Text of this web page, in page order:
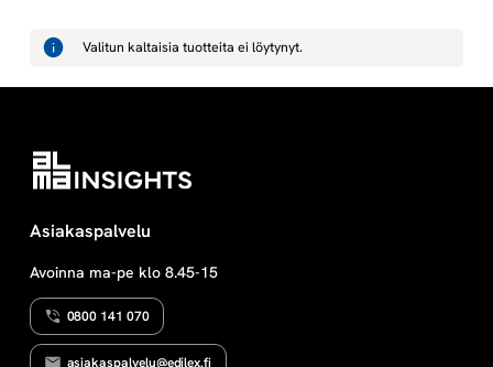
s
i
n
o
i
k
e
N
I
D
E
T
Valitun kaltaisia tuotteita ei löytynyt.
Asiakaspalvelu
Avoinna ma-pe klo 8.45-15
0800 141 070
asiakaspalvelu@edilex.fi